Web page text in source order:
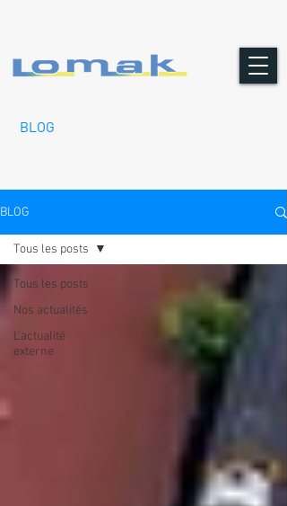
BLOG
BLOG
Tous les posts
Nos actualités
L'actualité
externe
Tous les posts